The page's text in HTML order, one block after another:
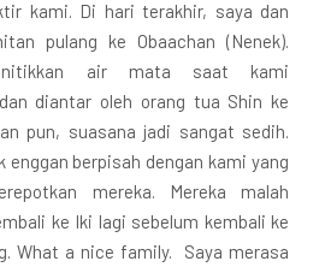
kami. Di hari terakhir, saya dan
pulang ke Obaachan (Nenek).
air mata saat kami
diantar oleh orang tua Shin ke
pun, suasana jadi sangat sedih.
enggan berpisah dengan kami yang
mereka. Mereka malah
ke Iki lagi sebelum kembali ke
What a nice family. Saya merasa